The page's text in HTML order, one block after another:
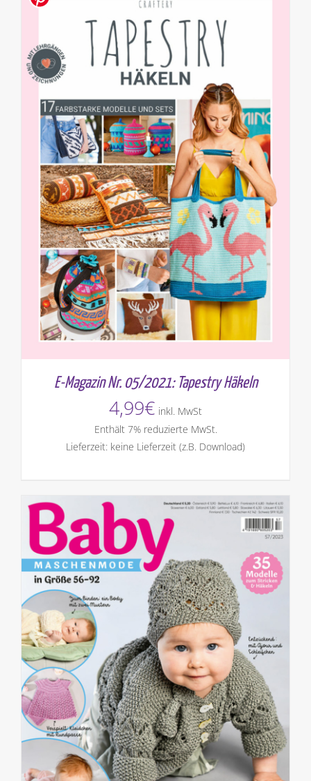
E-Magazin Nr. 05/2021: Tapestry Häkeln
4,99€ inkl. MwSt
Enthält 7% reduzierte MwSt.
Lieferzeit: keine Lieferzeit (z.B. Download)